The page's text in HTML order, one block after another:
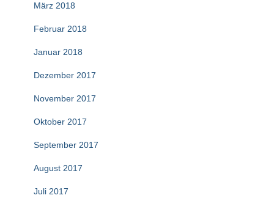
März 2018
Februar 2018
Januar 2018
Dezember 2017
November 2017
Oktober 2017
September 2017
August 2017
Juli 2017